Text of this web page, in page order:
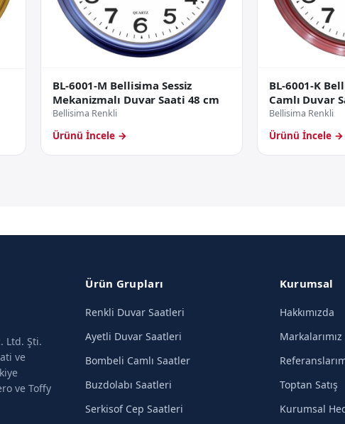
BL-6001-M Bellisima Sessiz
Mekanizmalı Duvar Saati 48 cm
Bellisima Renkli
Ürünü İncele →
BL-6001-K
Camlı Duvar
Bellisima Renkli
Ürünü İncele →
Ltd. Şti.
ve
ve Toffy
Ürün Grupları
Renkli Duvar Saatleri
Ayetli Duvar Saatleri
Bombeli Camlı Saatler
Buzdolabı Saatleri
Serkisof Cep Saatleri
Kurumsal
Hakkımızda
Markalarımız
Toptan Satış
Kurumsal